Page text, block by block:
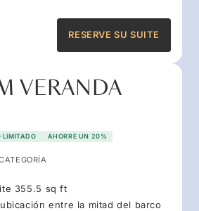
RESERVE SU SUITE
VERANDA
LIMITADO AHORRE UN 20%
355.5 sq ft
entre la mitad del barco